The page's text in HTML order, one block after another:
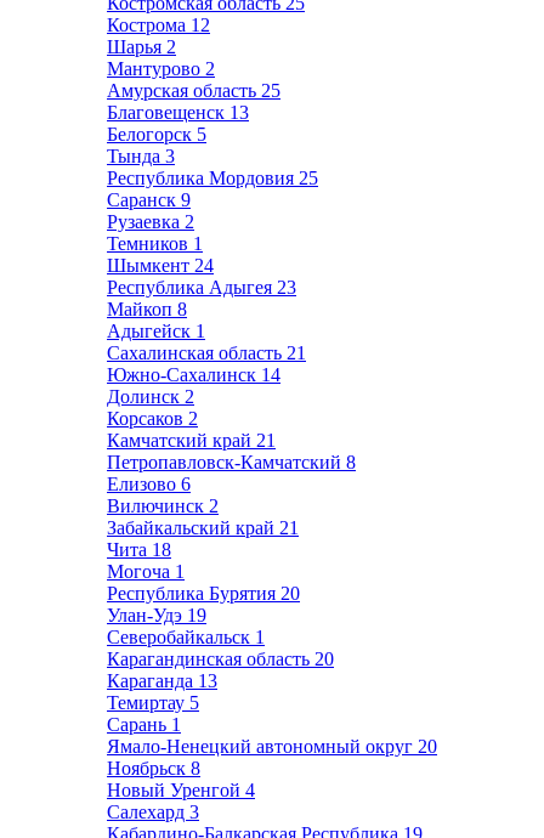
Кострома 12
Шарья 2
Мантурово 2
Амурская область 25
Благовещенск 13
Белогорск 5
Тында 3
Республика Мордовия 25
Саранск 9
Рузаевка 2
Темников 1
Шымкент 24
Республика Адыгея 23
Майкоп 8
Адыгейск 1
Сахалинская область 21
Южно-Сахалинск 14
Долинск 2
Корсаков 2
Камчатский край 21
Петропавловск-Камчатский 8
Елизово 6
Вилючинск 2
Забайкальский край 21
Чита 18
Могоча 1
Республика Бурятия 20
Улан-Удэ 19
Северобайкальск 1
Карагандинская область 20
Караганда 13
Темиртау 5
Сарань 1
Ямало-Ненецкий автономный округ 20
Ноябрьск 8
Новый Уренгой 4
Салехард 3
Кабардино-Балкарская Республика 19